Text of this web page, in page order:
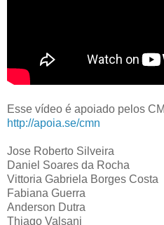
Esse vídeo é apoiado pelos
http://apoia.se/cmn
Jose Roberto Silveira
Daniel Soares da Rocha
Vittoria Gabriela Borges Costa
Fabiana Guerra
Anderson Dutra
Thiago Valsani